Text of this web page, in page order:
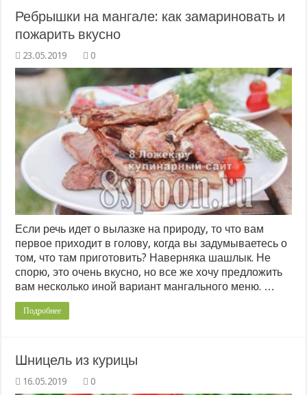
Ребрышки на мангале: как замариновать и
пожарить вкусно
0
Если речь идет о вылазке на природу, то что вам
первое приходит в голову, когда вы задумываетесь о
том, что там приготовить? Наверняка шашлык. Не
спорю, это очень вкусно, но все же хочу предложить
вам несколько иной вариант мангального меню. …
Подробнее
Шницель из курицы
0